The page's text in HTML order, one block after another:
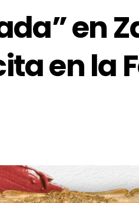
en
en la